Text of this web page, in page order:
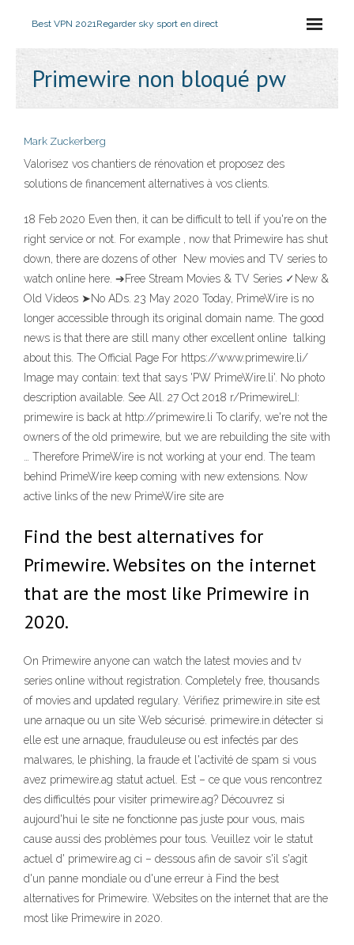
Best VPN 2021Regarder sky sport en direct
Primewire non bloqué pw
Mark Zuckerberg
Valorisez vos chantiers de rénovation et proposez des
solutions de financement alternatives à vos clients.
18 Feb 2020 Even then, it can be difficult to tell if you're on the
right service or not. For example , now that Primewire has shut
down, there are dozens of other New movies and TV series to
watch online here. ➔Free Stream Movies & TV Series ✓New &
Old Videos ➤No ADs. 23 May 2020 Today, PrimeWire is no
longer accessible through its original domain name. The good
news is that there are still many other excellent online talking
about this. The Official Page For https://www.primewire.li/
Image may contain: text that says 'PW PrimeWire.li'. No photo
description available. See All. 27 Oct 2018 r/PrimewireLI:
primewire is back at http://primewire.li To clarify, we're not the
owners of the old primewire, but we are rebuilding the site with
… Therefore PrimeWire is not working at your end. The team
behind PrimeWire keep coming with new extensions. Now
active links of the new PrimeWire site are
Find the best alternatives for
Primewire. Websites on the internet
that are the most like Primewire in
2020.
On Primewire anyone can watch the latest movies and tv
series online without registration. Completely free, thousands
of movies and updated regulary. Vérifiez primewire.in site est
une arnaque ou un site Web sécurisé. primewire.in détecter si
elle est une arnaque, frauduleuse ou est infectés par des
malwares, le phishing, la fraude et l'activité de spam si vous
avez primewire.ag statut actuel. Est – ce que vous rencontrez
des difficultés pour visiter primewire.ag? Découvrez si
aujourd'hui le site ne fonctionne pas juste pour vous, mais
cause aussi des problèmes pour tous. Veuillez voir le statut
actuel d' primewire.ag ci – dessous afin de savoir s'il s'agit
d'un panne mondiale ou d'une erreur à Find the best
alternatives for Primewire. Websites on the internet that are the
most like Primewire in 2020.